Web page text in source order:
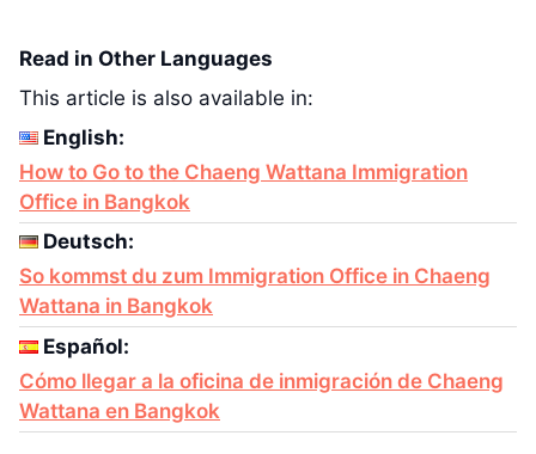
Read in Other Languages
This article is also available in:
English:
How to Go to the Chaeng Wattana Immigration
Office in Bangkok
Deutsch:
So kommst du zum Immigration Office in Chaeng
Wattana in Bangkok
Español:
Cómo llegar a la oficina de inmigración de Chaeng
Wattana en Bangkok